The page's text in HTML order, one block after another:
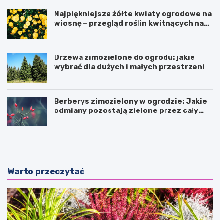
Najpiękniejsze żółte kwiaty ogrodowe na
wiosnę – przegląd roślin kwitnących na
Drzewa zimozielone do ogrodu: jakie
wybrać dla dużych i małych przestrzeni
Berberys zimozielony w ogrodzie: Jakie
odmiany pozostają zielone przez cały
N
a
n
d
a
r
y
P
d
ł
o
w
e
z
Warto przeczytać